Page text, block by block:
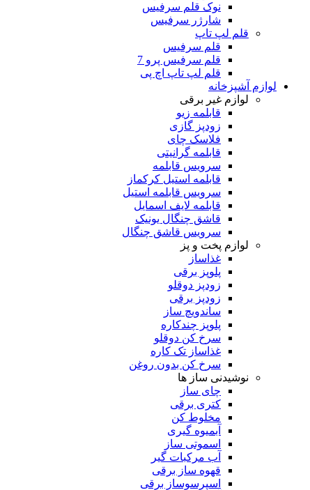
نوک قلم سرفیس
شارژر سرفیس
قلم لپ تاپ
قلم سرفیس
قلم سرفیس پرو 7
قلم لپ تاپ اچ پی
لوازم آشپزخانه
لوازم غیر برقی
قابلمه زیو
زودپز گازی
فلاسک چای
قابلمه گرانیتی
سرویس قابلمه
قابلمه استیل کرکماز
سرویس قابلمه استیل
قابلمه لایف اسمایل
قاشق چنگال یونیک
سرویس قاشق چنگال
لوازم پخت و پز
غذاساز
پلوپز برقی
زودپز دوقلو
زودپز برقی
ساندویچ ساز
پلوپز چندکاره
سرخ کن دوقلو
غذاساز تک کاره
سرخ کن بدون روغن
نوشیدنی ساز ها
چای ساز
کتری برقی
مخلوط کن
آبمیوه گیری
اسموتی ساز
آب مرکبات گیر
قهوه ساز برقی
اسپرسوساز برقی